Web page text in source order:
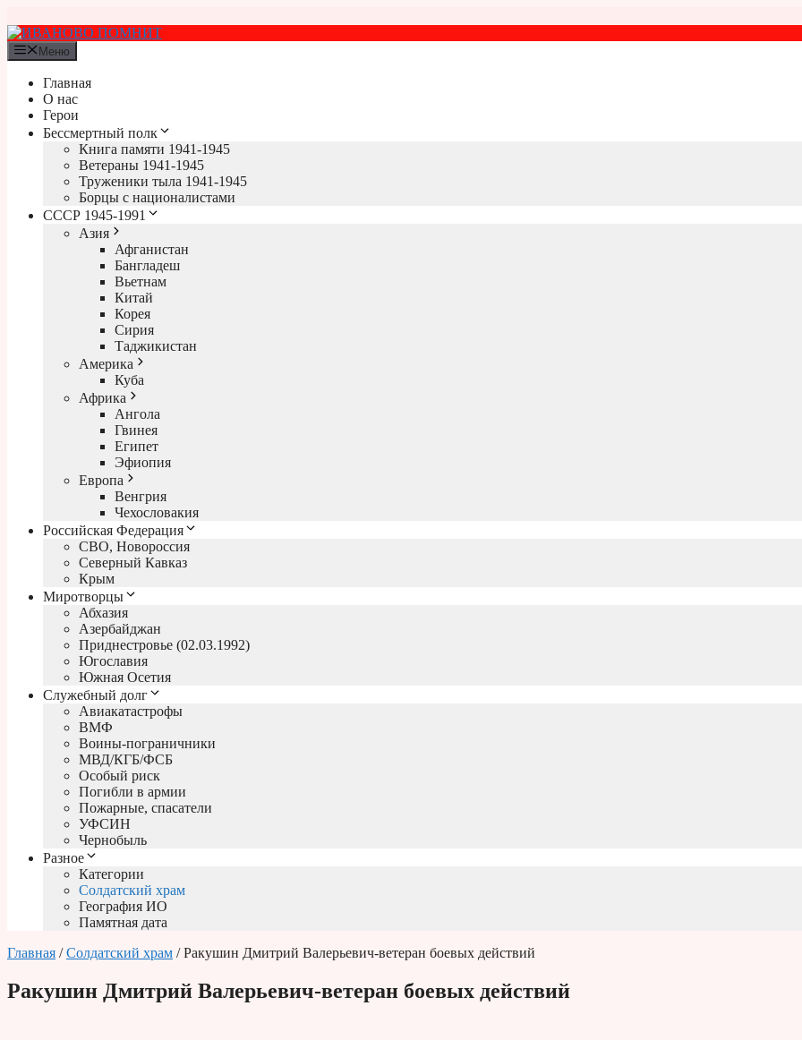
к
содержимому
Меню
Главная
О нас
Герои
Бессмертный полк
Книга памяти 1941-1945
Ветераны 1941-1945
Труженики тыла 1941-1945
Борцы с националистами
СССР 1945-1991
Азия
Афганистан
Бангладеш
Вьетнам
Китай
Корея
Сирия
Таджикистан
Америка
Куба
Африка
Ангола
Гвинея
Египет
Эфиопия
Европа
Венгрия
Чехословакия
Российская Федерация
СВО, Новороссия
Северный Кавказ
Крым
Миротворцы
Абхазия
Азербайджан
Приднестровье (02.03.1992)
Югославия
Южная Осетия
Служебный долг
Авиакатастрофы
ВМФ
Воины-пограничники
МВД/КГБ/ФСБ
Особый риск
Погибли в армии
Пожарные, спасатели
УФСИН
Чернобыль
Разное
Категории
Солдатский храм
География ИО
Памятная дата
Главная /Солдатский храм / Ракушин Дмитрий Валерьевич-ветеран боевых действий
Ракушин Дмитрий Валерьевич-ветеран боевых действий